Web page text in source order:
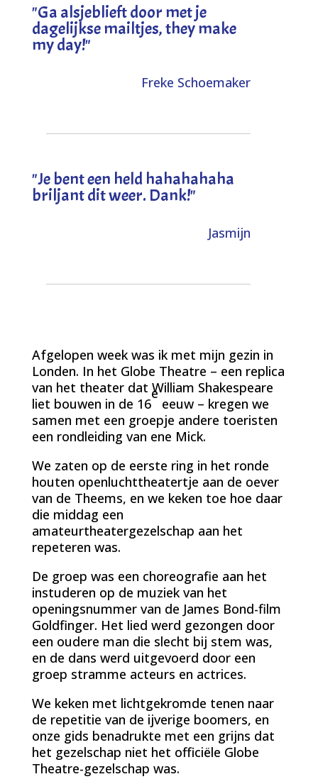
"Ga alsjeblieft door met je
dagelijkse mailtjes, they make
my day!"
Freke Schoemaker
"Je bent een held hahahahaha
briljant dit weer. Dank!"
Jasmijn
Afgelopen week was ik met mijn gezin in
Londen. In het Globe Theatre – een replica
van het theater dat William Shakespeare
liet bouwen in de 16
e
eeuw – kregen we
samen met een groepje andere toeristen
een rondleiding van ene Mick.
We zaten op de eerste ring in het ronde
houten openluchttheatertje aan de oever
van de Theems, en we keken toe hoe daar
die middag een
amateurtheatergezelschap aan het
repeteren was.
De groep was een choreografie aan het
instuderen op de muziek van het
openingsnummer van de James Bond-film
Goldfinger. Het lied werd gezongen door
een oudere man die slecht bij stem was,
en de dans werd uitgevoerd door een
groep stramme acteurs en actrices.
We keken met lichtgekromde tenen naar
de repetitie van de ijverige boomers, en
onze gids benadrukte met een grijns dat
het gezelschap niet het officiële Globe
Theatre-gezelschap was.